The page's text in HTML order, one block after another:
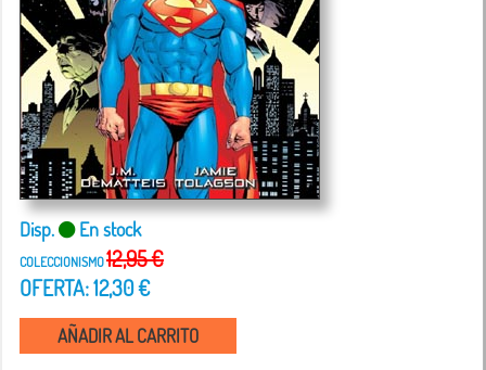
Disp. En stock
COLECCIONISMO12,95 €
OFERTA: 12,30 €
AÑADIR AL CARRITO